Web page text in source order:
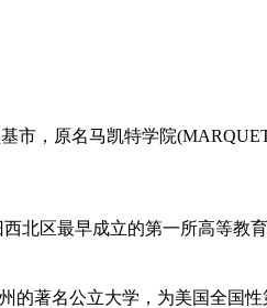
市，原名马凯特学院
北区最早成立的第一所高等教育
的著名公立大学，为美国全国